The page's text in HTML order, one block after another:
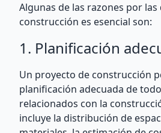
Algunas de las razones por
construcción es esencial son:
1. Planificación
Un proyecto de construcción
planificación adecuada de
relacionados con la
incluye la distribución de